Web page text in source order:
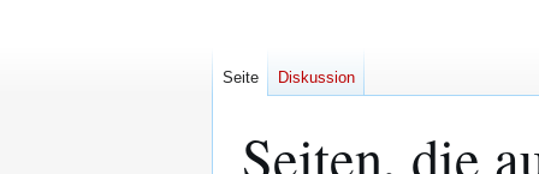
Seiten, die
Seite Diskussion